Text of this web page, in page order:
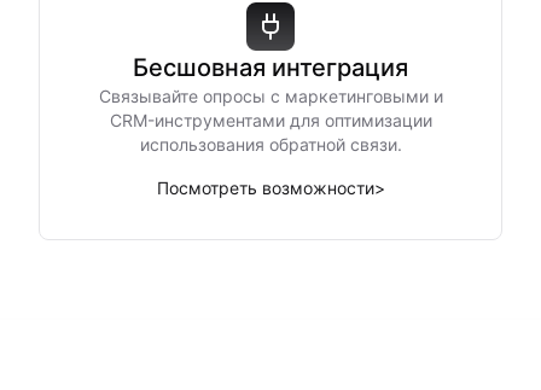
Бесшовная интеграция
Связывайте опросы с маркетинговыми и
CRM-инструментами для оптимизации
использования обратной связи.
Посмотреть возможности>